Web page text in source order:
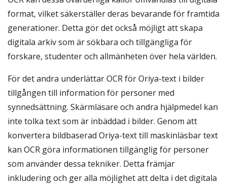
format, vilket säkerställer deras bevarande för framtida
generationer. Detta gör det också möjligt att skapa
digitala arkiv som är sökbara och tillgängliga för
forskare, studenter och allmänheten över hela världen.
För det andra underlättar OCR för Oriya-text i bilder
tillgången till information för personer med
synnedsättning. Skärmläsare och andra hjälpmedel kan
inte tolka text som är inbäddad i bilder. Genom att
konvertera bildbaserad Oriya-text till maskinläsbar text
kan OCR göra informationen tillgänglig för personer
som använder dessa tekniker. Detta främjar
inkludering och ger alla möjlighet att delta i det digitala